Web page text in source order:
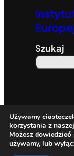
Szukaj
© 2023.
Theme
Używamy
korzystania z
Możesz
używamy, lub